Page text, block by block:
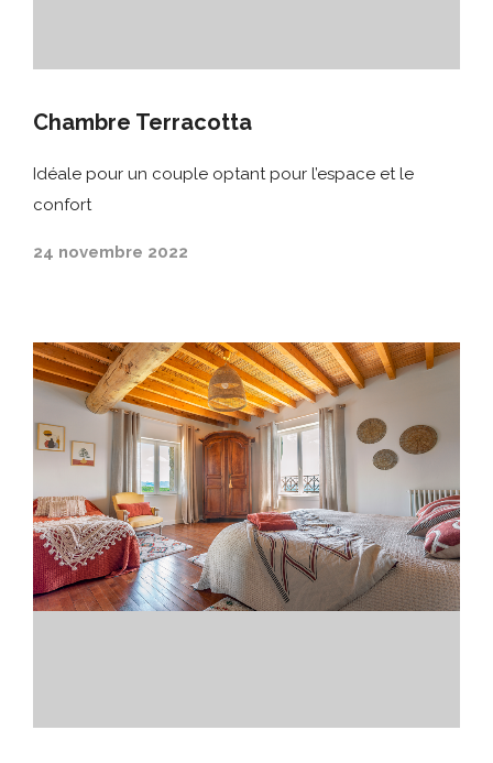
Chambre Terracotta
Idéale pour un couple optant pour l’espace et le
confort
24 novembre 2022